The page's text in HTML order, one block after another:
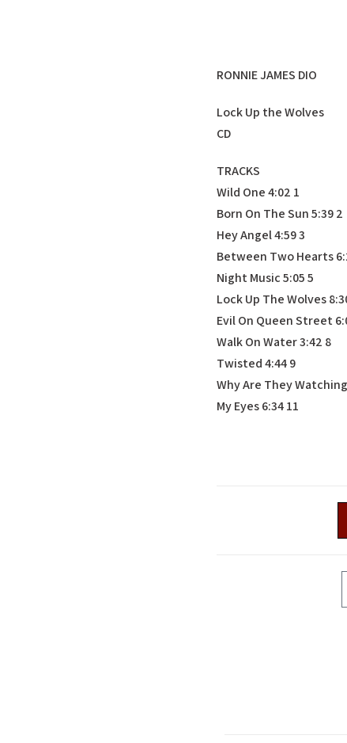
RONNIE JAMES DIO
Lock Up the Wolves
CD
TRACKS
1 Wild One 4:02
2 Born On The Sun 5:39
3 Hey Angel 4:59
5 Night Music 5:05
8 Walk On Water 3:42
9 Twisted 4:44
11 My Eyes 6:34